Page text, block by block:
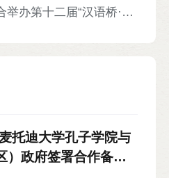
办第十二届“汉语桥·心
卡府泰中侨团联合会主
政，孔子课堂中方负责人
校及教育机构的420余名
托迪大学孔子学院与
）政府签署合作备忘